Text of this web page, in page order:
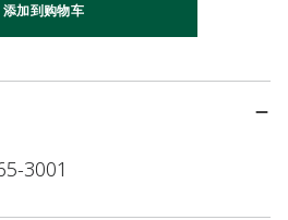
添加到购物车
3001